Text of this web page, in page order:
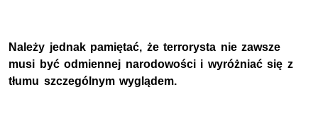
Należy jednak pamiętać, że terrorysta nie zawsze
musi być odmiennej narodowości i wyróżniać się z
tłumu szczególnym wyglądem.